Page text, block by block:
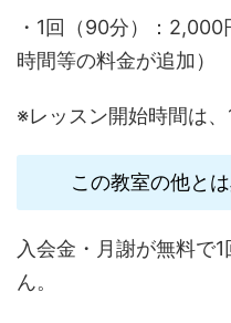
・1回（90分）：
時間等の料金が追加）
※レッスン開始時間は、
この教室の他と
入会金・月謝が無料で
ん。